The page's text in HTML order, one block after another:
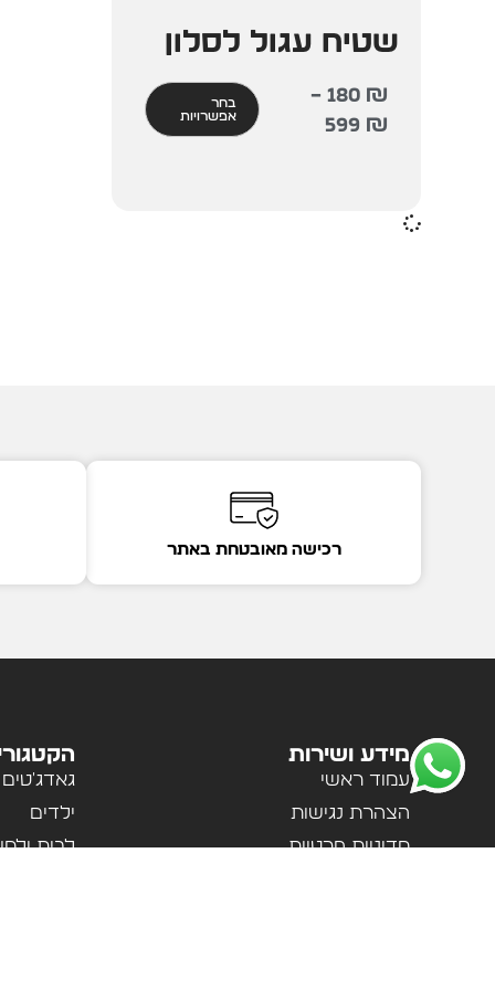
שטיח עגול לסלון
180 ₪
–
599 ₪
בחר
אפשרויות
רכישה מאובטחת באתר
מידע ושירות
עמוד ראשי
הצהרת נגישות
מדיניות פרטיות
גאדג'טים
ילדים
לבית